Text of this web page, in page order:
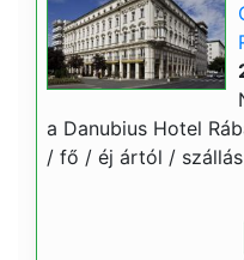
a Danubius Hotel
/ fő / éj ártól /